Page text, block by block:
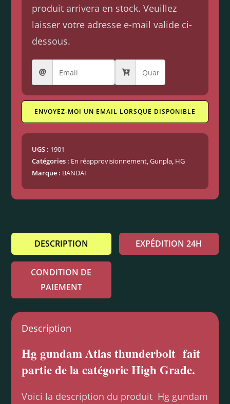
produit arrivera en stock. Veuillez
laisser votre adresse e-mail valide ci-
dessous.
ENVOYEZ-MOI UN EMAIL LORSQUE DISPONIBLE
UGS : 1901
Catégories : En réapprovisionnement,Gunpla, HG
Marque : BANDAI
DESCRIPTION EXPÉDITION 24H
CONDITION DE
PAIEMENT
Description
Hg gundam Atlas thunderbolt fait
partie de la catégorie High Grade.
Voici la description du produit Hg gundam